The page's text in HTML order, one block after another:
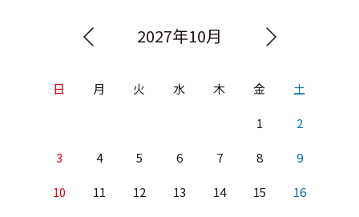
2027年10月
日 月 火 水 木 金 土
1 2
3 4 5 6 7 8 9
10 11 12 13 14 15 16